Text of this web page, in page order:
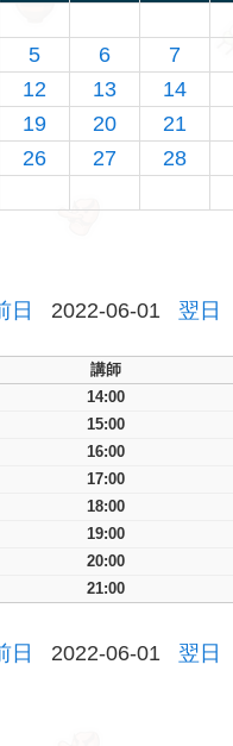
5 6 7
12 13 14
19 20 21
26 27 28
日 2022-06-01 翌日
講師
14:00
15:00
16:00
17:00
18:00
19:00
20:00
21:00
日 2022-06-01 翌日